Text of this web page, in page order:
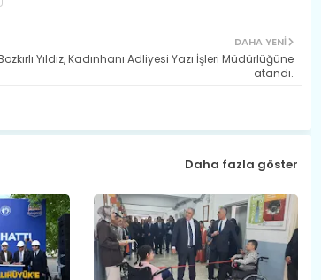
DAHA YENI
Yıldız, Kadınhanı Adliyesi Yazı İşleri Müdürlüğüne
atandı.
Daha fazla göster